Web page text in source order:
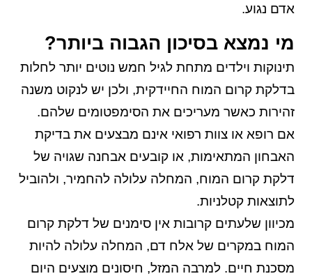
אדם נגוע.
מי נמצא בסיכון הגבוה ביותר?
תינוקות וילדים מתחת לגיל חמש נוטים יותר לחלות
בדלקת קרום המוח החיידקית, ולכן יש לנקוט משנה
זהירות כאשר מעריכים את הסימפטומים שלהם.
אם רופא או צוות רפואי אינם מבצעים את בדיקת
האבחון המתאימות, או קובעים אבחנה שגויה של
דלקת קרום המוח, המחלה עלולה להחמיר, ולהוביל
לתוצאות קטלניות.
מכיוון שלעתים קרובות אין סימנים של דלקת קרום
המוח במקרים של אלח דם, המחלה עלולה להיות
מסכנת חיים. למרבה המזל, חיסונים מוצעים היום